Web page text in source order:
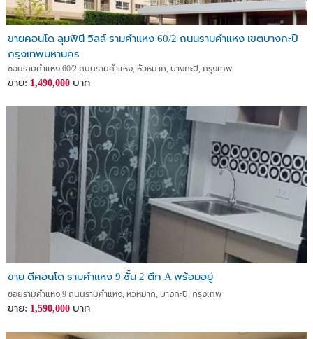
ขายคอนโด ลุมพินี วิลล์ รามคําแหง 60/2 ถนนรามคำแหง เขตบางกะปิ
กรุงเทพมหานคร
ซอยรามคําแหง 60/2 ถนนรามคําแหง, หัวหมาก, บางกะปิ, กรุงเทพ
ขาย: 1,490,000 บาท
ขาย ดีคอนโด รามคำแหง 9 ชั้น 2 ตึก A พร้อมอยู่
ซอยรามคำแหง 9 ถนนรามคำแหง, หัวหมาก, บางกะปิ, กรุงเทพ
ขาย: 1,590,000 บาท